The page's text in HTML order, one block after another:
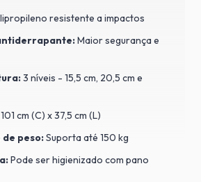
resistente a impactos
Maior segurança e
3 níveis - 15,5 cm, 20,5 cm e
101 cm (C) x 37,5 cm (L)
peso:Suporta até 150 kg
Pode ser higienizado com pano